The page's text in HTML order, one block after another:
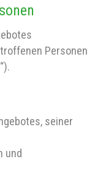
Personen
seiner
und